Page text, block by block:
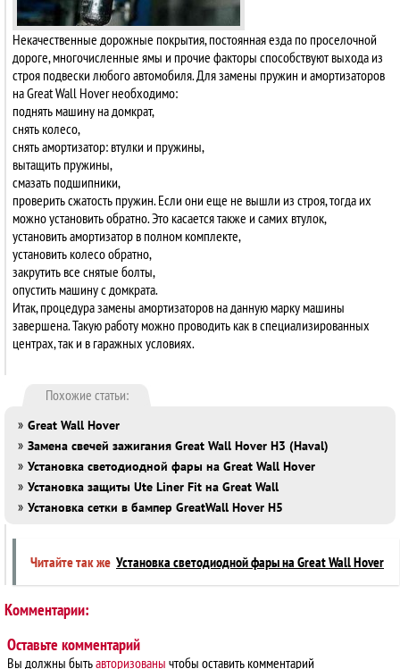
Некачественные дорожные покрытия, постоянная езда по проселочной
дороге, многочисленные ямы и прочие факторы способствуют выхода из
строя подвески любого автомобиля. Для замены пружин и амортизаторов
на Great Wall Hover необходимо:
поднять машину на домкрат,
снять колесо,
снять амортизатор: втулки и пружины,
вытащить пружины,
смазать подшипники,
проверить сжатость пружин. Если они еще не вышли из строя, тогда их
можно установить обратно. Это касается также и самих втулок,
установить амортизатор в полном комплекте,
установить колесо обратно,
закрутить все снятые болты,
опустить машину с домкрата.
Итак, процедура замены амортизаторов на данную марку машины
завершена. Такую работу можно проводить как в специализированных
центрах, так и в гаражных условиях.
Похожие статьи:
» Great Wall Hover
» Замена свечей зажигания Great Wall Hover H3 (Haval)
» Установка светодиодной фары на Great Wall Hover
» Установка защиты Ute Liner Fit на Great Wall
» Установка сетки в бампер GreatWall Hover H5
Читайте так же Установка светодиодной фары на Great Wall Hover
Комментарии:
Оставьте комментарий
Вы должны бытьавторизованы чтобы оставить комментарий